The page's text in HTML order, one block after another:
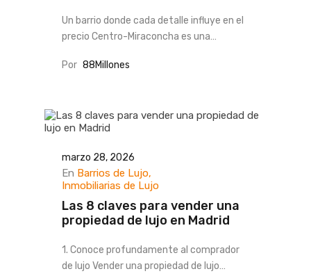
Un barrio donde cada detalle influye en el
precio Centro-Miraconcha es una…
Por 88Millones
marzo 28, 2026
En Barrios de Lujo
Inmobiliarias de Lujo
Las 8 claves para vender una
propiedad de lujo en Madrid
1. Conoce profundamente al comprador
de lujo Vender una propiedad de lujo…